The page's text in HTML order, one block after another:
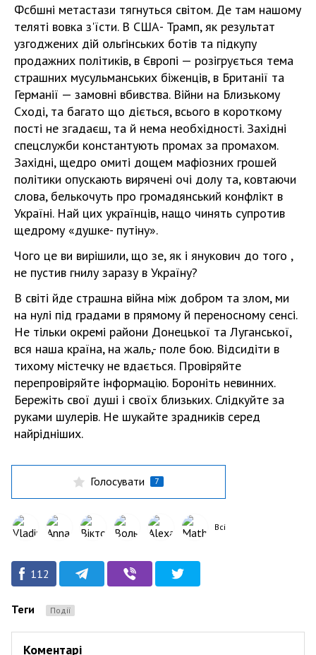
Фсбшні метастази тягнуться світом. Де там нашому
теляті вовка з'їсти. В США- Трамп, як результат
узгоджених дій ольгінських ботів та підкупу
продажних політиків, в Європі — розігрується тема
страшних мусульманських біженців, в Британії та
Германії — замовні вбивства. Війни на Близькому
Сході, та багато що діється, всього в короткому
пості не згадаєш, та й нема необхідності. Західні
спецслужби константують промах за промахом.
Західні, щедро омиті дощем мафіозних грошей
політики опускають вирячені очі долу та, ковтаючи
слова, белькочуть про громадянський конфлікт в
Україні. Най цих українців, нащо чинять супротив
щедрому «душке- путіну».
Чого це ви вирішили, що зе, як і янукович до того ,
не пустив гнилу заразу в Україну?
В світі йде страшна війна між добром та злом, ми
на нулі під градами в прямому й переносному сенсі.
Не тільки окремі райони Донецької та Луганської,
вся наша країна, на жаль,- поле бою. Відсидіти в
тихому містечку не вдається. Провіряйте
перепровіряйте інформацію. Бороніть невинних.
Бережіть свої душі і своїх близьких. Слідкуйте за
руками шулерів. Не шукайте зрадників серед
найрідніших.
Голосувати 7
Всі
112
Теги Події
Коментарі